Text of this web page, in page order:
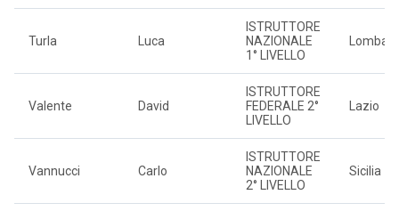
Turla Luca
ISTRUTTORE
NAZIONALE
1° LIVELLO
Valente David
ISTRUTTORE
FEDERALE 2°
LIVELLO
Lazio
Vannucci Carlo
ISTRUTTORE
NAZIONALE
2° LIVELLO
Sicilia